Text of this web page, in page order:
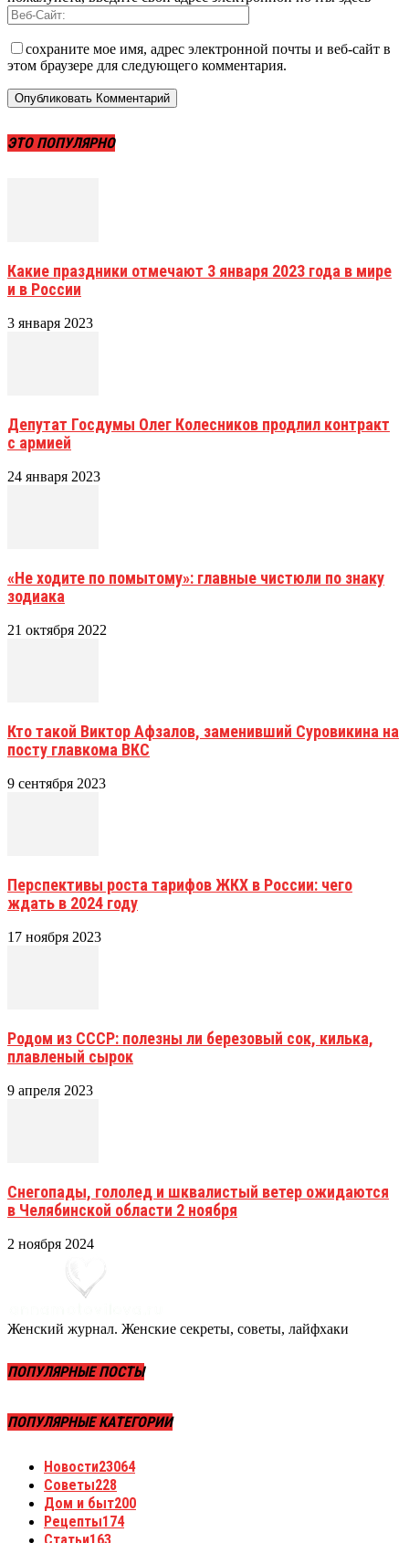
сохраните мое имя, адрес электронной почты и веб-сайт в
этом браузере для следующего комментария.
ЭТО ПОПУЛЯРНО
Какие праздники отмечают 3 января 2023 года в мире
и в России
3 января 2023
Депутат Госдумы Олег Колесников продлил контракт
с армией
24 января 2023
«Не ходите по помытому»: главные чистюли по знаку
зодиака
21 октября 2022
Кто такой Виктор Афзалов, заменивший Суровикина на
посту главкома ВКС
9 сентября 2023
Перспективы роста тарифов ЖКХ в России: чего
ждать в 2024 году
17 ноября 2023
Родом из СССР: полезны ли березовый сок, килька,
плавленый сырок
9 апреля 2023
Снегопады, гололед и шквалистый ветер ожидаются
в Челябинской области 2 ноября
2 ноября 2024
Женский журнал. Женские секреты, советы, лайфхаки
ПОПУЛЯРНЫЕ ПОСТЫ
ПОПУЛЯРНЫЕ КАТЕГОРИИ
Новости23064
Советы228
Дом и быт200
Рецепты174